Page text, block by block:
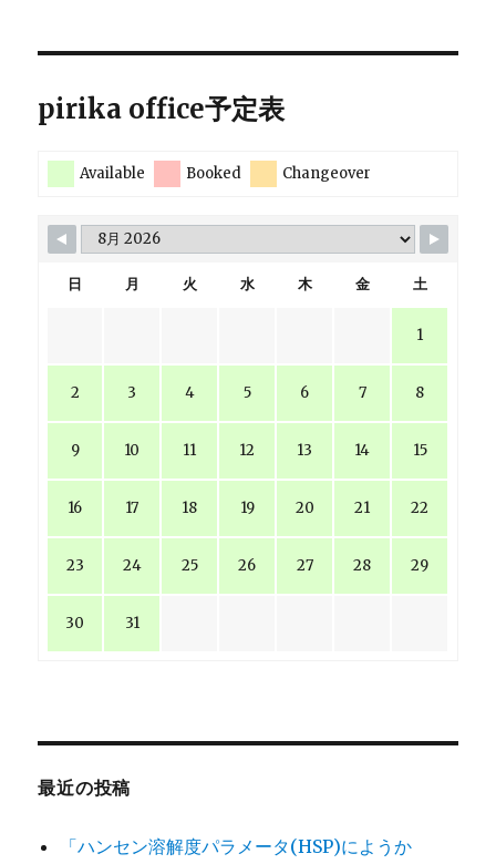
り
pirika office予定表
Available Booked Changeover
日 月 火 水 木 金 土
1
2 3 4 5 6 7 8
9 10 11 12 13 14 15
16 17 18 19 20 21 22
23 24 25 26 27 28 29
30 31
最近の投稿
「ハンセン溶解度パラメータ(HSP)にようか